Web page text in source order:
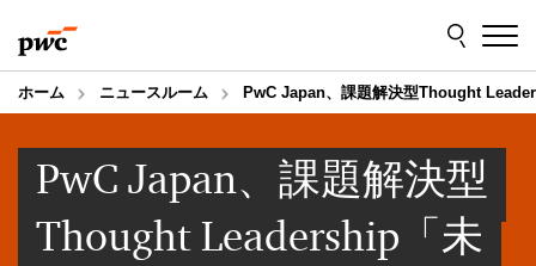
to
content
to
footer
ホーム ニュースルーム PwC Japan、課題解決型Thought
PwC Japan、課題解決型
Thought Leadership「未